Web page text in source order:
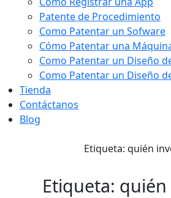
Patente de Procedimiento
Como Patentar un Sofware
Cómo Patentar una
Como Patentar un Diseño
Como Patentar un Diseño
Tienda
Contáctanos
Blog
Etiqueta: quién
Etiqueta: